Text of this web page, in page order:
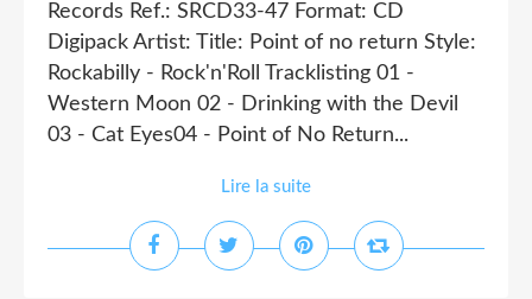
Records Ref.: SRCD33-47 Format: CD
Digipack Artist: Title: Point of no return Style:
Rockabilly - Rock'n'Roll Tracklisting 01 -
Western Moon 02 - Drinking with the Devil
03 - Cat Eyes04 - Point of No Return...
Lire la suite